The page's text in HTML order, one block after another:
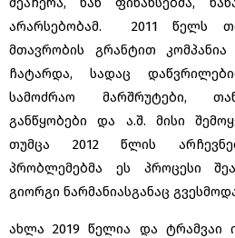
არარსებობამ. 2011 წელს
მთავრობის გრანტით კომპანია
ჩატარდა, სადაც
სამოძრაო მარშრუტები,
განწყობები და ა.შ. მისი
თუმცა 2012 წლის
პრობლემებმა ეს პროცესი
გიორგი ნარმანიასგანაც
ახლა 2019 წელია და ტრამვაი